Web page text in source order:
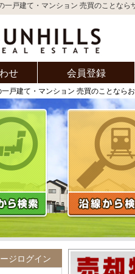
一戸建て・マンション 売買のことな
せ 会員登録
戸建て・マンション 売買のことなら
ジログイン